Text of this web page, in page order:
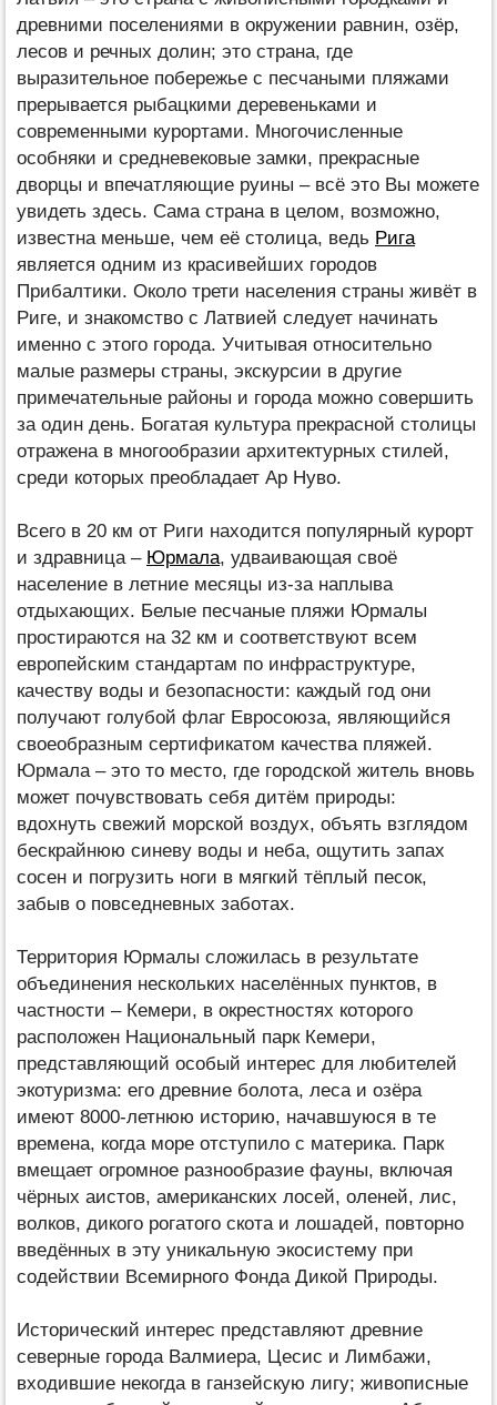
древними поселениями в окружении равнин, озёр,
лесов и речных долин; это страна, где
выразительное побережье с песчаными пляжами
прерывается рыбацкими деревеньками и
современными курортами. Многочисленные
особняки и средневековые замки, прекрасные
дворцы и впечатляющие руины – всё это Вы можете
увидеть здесь. Сама страна в целом, возможно,
известна меньше, чем её столица, ведь Рига
является одним из красивейших городов
Прибалтики. Около трети населения страны живёт в
Риге, и знакомство с Латвией следует начинать
именно с этого города. Учитывая относительно
малые размеры страны, экскурсии в другие
примечательные районы и города можно совершить
за один день. Богатая культура прекрасной столицы
отражена в многообразии архитектурных стилей,
среди которых преобладает Ар Нуво.
Всего в 20 км от Риги находится популярный курорт
и здравница – Юрмала, удваивающая своё
население в летние месяцы из-за наплыва
отдыхающих. Белые песчаные пляжи Юрмалы
простираются на 32 км и соответствуют всем
европейским стандартам по инфраструктуре,
качеству воды и безопасности: каждый год они
получают голубой флаг Евросоюза, являющийся
своеобразным сертификатом качества пляжей.
Юрмала – это то место, где городской житель вновь
может почувствовать себя дитём природы:
вдохнуть свежий морской воздух, объять взглядом
бескрайнюю синеву воды и неба, ощутить запах
сосен и погрузить ноги в мягкий тёплый песок,
забыв о повседневных заботах.
Территория Юрмалы сложилась в результате
объединения нескольких населённых пунктов, в
частности – Кемери, в окрестностях которого
расположен Национальный парк Кемери,
представляющий особый интерес для любителей
экотуризма: его древние болота, леса и озёра
имеют 8000-летнюю историю, начавшуюся в те
времена, когда море отступило с материка. Парк
вмещает огромное разнообразие фауны, включая
чёрных аистов, американских лосей, оленей, лис,
волков, дикого рогатого скота и лошадей, повторно
введённых в эту уникальную экосистему при
содействии Всемирного Фонда Дикой Природы.
Исторический интерес представляют древние
северные города Валмиера, Цесис и Лимбажи,
входившие некогда в ганзейскую лигу; живописные